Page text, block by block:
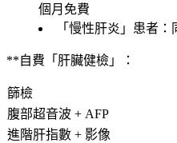
個月免費
「慢性肝炎」患者：
**自費「肝臟健檢」：
篩檢
腹部超音波 + AFP
進階肝指數 + 影像